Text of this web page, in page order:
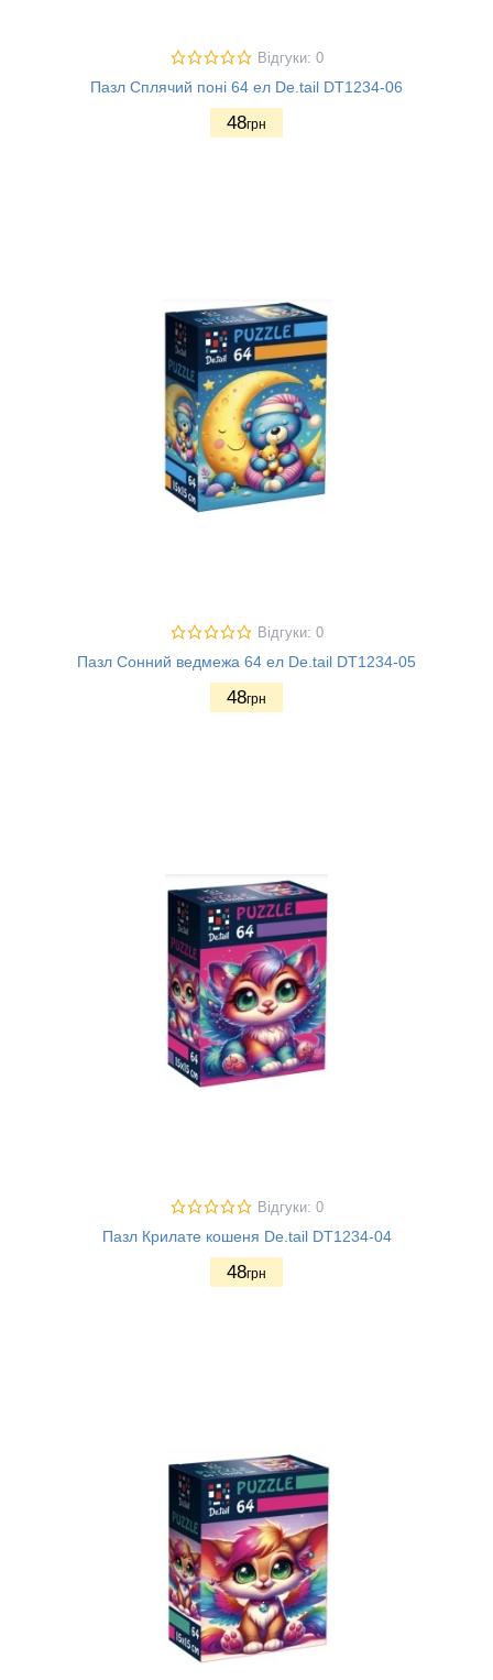
Відгуки: 0
Пазл Сплячий поні 64 ел De.tail DT1234-06
48грн
Відгуки: 0
Пазл Сонний ведмежа 64 ел De.tail DT1234-05
48грн
Відгуки: 0
Пазл Крилате кошеня De.tail DT1234-04
48грн